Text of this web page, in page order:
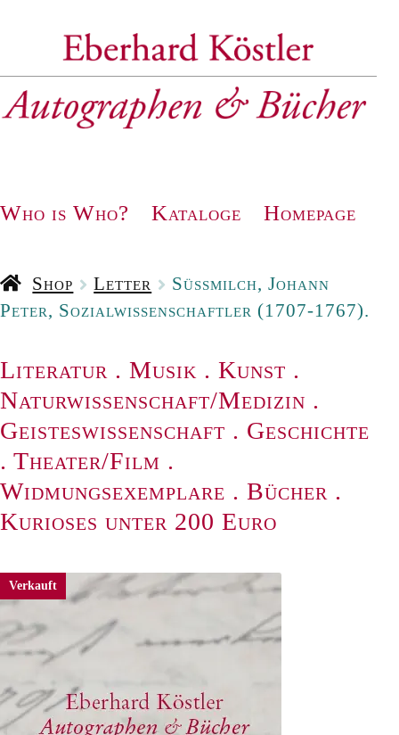
Navigation
Who is Who? Kataloge Homepage
Shop Letter
Süssmilch, Johann
Peter, Sozialwissenschaftler (1707-1767).
Literatur . Musik . Kunst .
Naturwissenschaft/Medizin .
Geisteswissenschaft . Geschichte
. Theater/Film .
Widmungsexemplare . Bücher .
Kurioses unter 200 Euro
Verkauft